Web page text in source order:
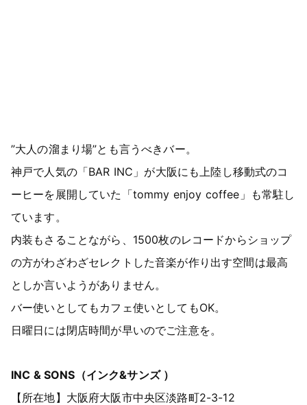
”大人の溜まり場”とも言うべきバー。
神戸で人気の「BAR INC」が大阪にも上陸し移動式のコ
ーヒーを展開していた「tommy enjoy coffee」も常駐し
ています。
内装もさることながら、1500枚のレコードからショップ
の方がわざわざセレクトした音楽が作り出す空間は最高
としか言いようがありません。
バー使いとしてもカフェ使いとしてもOK。
日曜日には閉店時間が早いのでご注意を。
INC & SONS（インク&サンズ ）
【所在地】大阪府大阪市中央区淡路町2-3-12